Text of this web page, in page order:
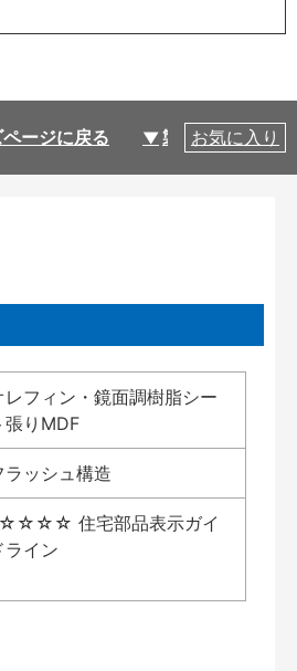
ージに戻る 製品仕様
お気に入り
レフィン・鏡面調樹脂シー
張りMDF
ラッシュ構造
住宅部品表示ガイ
ライン